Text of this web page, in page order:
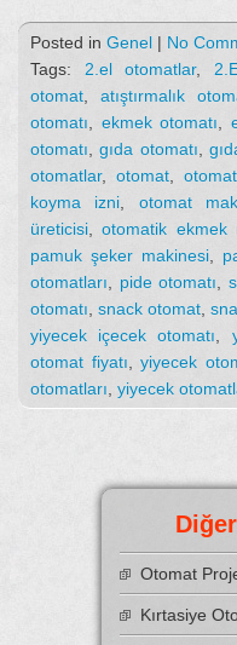
Posted in Genel | No
Tags: 2.el otomatlar,
otomat ,atıştırmalık
otomatı
ekmek otomatı
otomatı ,gıda otomatı
otomatlar, otomat,
koyma izni
otomat
üreticisi ,otomatik ekmek
pamuk şeker makinesi
otomatları
pide otomatı ,
otomatı snack otomat
yiyecek içecek otomatı
otomat fiyatı ,yiyecek
otomatları yiyecek
Otomat
Kırtasiye